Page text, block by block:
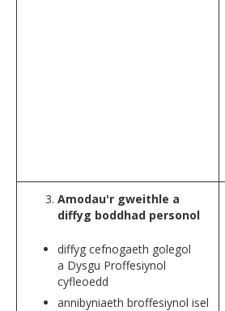
Amodau'r gweithle a
diffyg boddhad personol
diffyg cefnogaeth golegol
a Dysgu Proffesiynol
cyfleoedd
annibyniaeth broffesiynol isel